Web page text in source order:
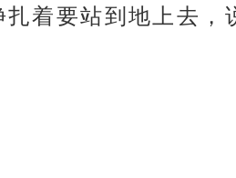
着要站到地上去，